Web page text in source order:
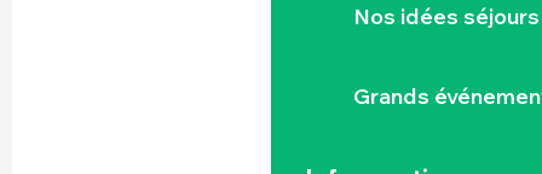
Nos idées séjours
Grands